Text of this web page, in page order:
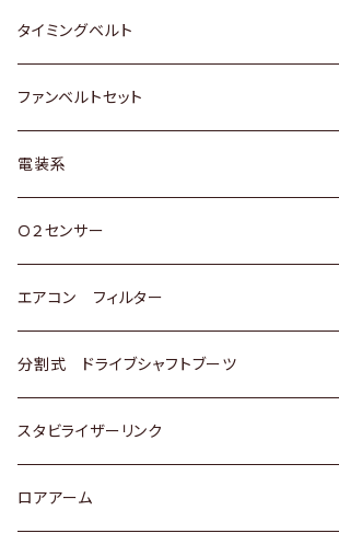
三菱
スバル
日野
クライスラー
ダイハツ
マツダ
三菱
スバル
ホンダ
マツダ
スズキ
ダイハツ
マツダ
三菱
スバル
ホンダ
スズキ
日産
ダイハツ
マツダ
三菱
スバル
タイミングベルト
トヨタ
スズキ
ダイハツ
三菱
スバル
ファンベルトセット
トヨタ
ホンダ
スズキ
日産
いすゞ
ダイハツ
電装系
Ｏ２センサー
トヨタ
ホンダ
スズキ
日産
エアコン フィルター
トヨタ
ホンダ
スズキ
分割式 ドライブシャフトブーツ
トヨタ
ホンダ
スタビライザーリンク
トヨタ
ロアアーム